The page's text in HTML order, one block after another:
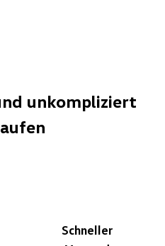
unkompliziert
Schneller